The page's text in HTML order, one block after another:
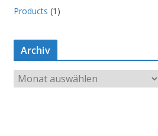
Products (1)
Archiv
r